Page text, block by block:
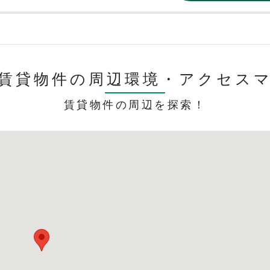
貸物件の周辺環境・ アクセス
賃貸物件の周辺を探索！